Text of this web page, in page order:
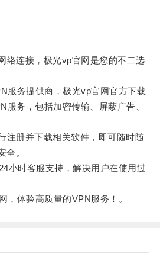
连接，极光vp官网是您的不二选
务提供商，极光vp官网官方下载
服务，包括加密传输、屏蔽广告、
册并下载相关软件，即可随时随
全。
时客服支持，解决用户在使用过
体验高质量的VPN服务！。